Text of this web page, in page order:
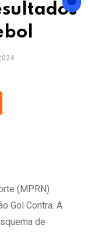
(MPRN)
Gol Contra. A
de